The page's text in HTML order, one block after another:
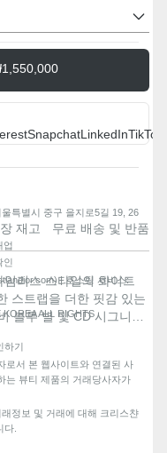
재고 무료 배송 및 반품
리스 스타일의 화이트
스트랩을 더한 핏감 있는
블루 별 및 CD 시그니처
슐 컬렉션의 다양한 룩에
드럽게 드라이클리닝하세
SnapchatLinkedIn TikTok
특별시 중구 을지로5길 19, 26
업
인
| 호스팅 서비스:
ALL RIGHTS
기
로서 본 웹사이트와 연결된 사
는 뷰티 제품의 거래당사자가
정보 및 거래에 대해 크리스챤
다.